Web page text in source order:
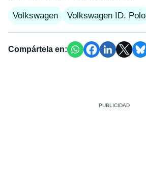
Volkswagen Volkswagen ID. Polo
Compártela en: